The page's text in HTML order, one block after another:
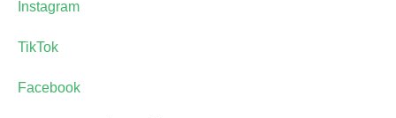
Instagram
TikTok
Facebook